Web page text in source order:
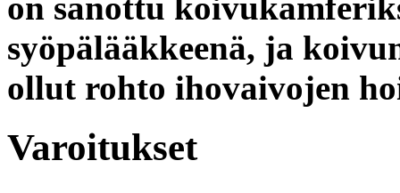
syöpälääkkeenä, ja
ollut rohto ihovaivojen
Varoitukset